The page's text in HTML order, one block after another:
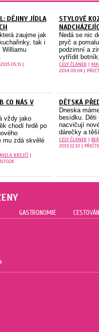
DĚJINY JÍDLA
zaujme jak
tak i
Williamu
|
STYLOVÉ
Nedá se nic
pryč a
podzimní a
vytřídit
CELÝ ČLÁNEK|
2014.09.04 |
CO NÁS V
vždy jako
chodí hrdě po
mu zdá skvělé
KREJČÍ |
DĚTSKÁ
Dneska
besídku. Děti
nacvičují
dárečky a
CELÝ ČLÁNEK|
2013.12.10 |
GASTRONOMIE